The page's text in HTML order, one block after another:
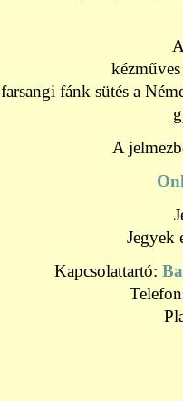
farsangi fánk sütés a
A
Jegyek
Kapcsolattartó: